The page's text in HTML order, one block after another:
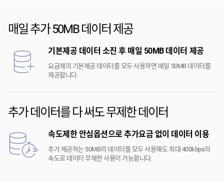
매일 추가 50MB 데이터 제공
기본제공 데이터 소진 후 매일 50MB 데이터 제공
요금제의 기본제공 데이터를 모두 사용하면 매일 50MB 데이터를
제공합니다.
추가 데이터를 다 써도 무제한 데이터
속도제한 안심옵션으로 추가요금 없이 데이터 이용
추가 제공하는 50MB의 데이터를 모두 사용해도 최대 400kbps의
속도로 데이터 무제한 사용이 가능합니다.